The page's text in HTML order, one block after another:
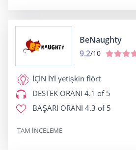
BeNaughty
9.2/10
İÇİN İYİ yetişkin flört
DESTEK ORANI 4.1 of 5
BAŞARI ORANI 4.3 of 5
TAM INCELEME